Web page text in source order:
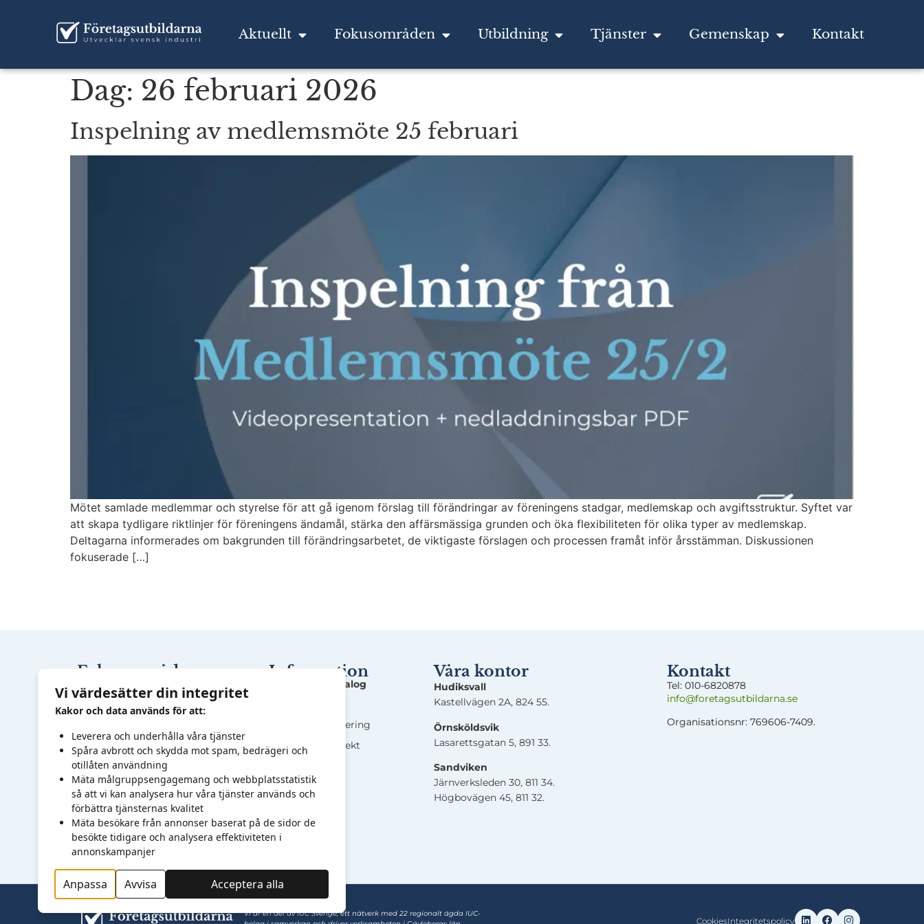
Aktuellt Fokusområden Utbildning Tjänster Gemenskap Kontakt
Dag: 26 februari 2026
Inspelning av medlemsmöte 25 februari
Mötet samlade medlemmar och styrelse för att gå igenom förslag till förändringar av föreningens stadgar, medlemskap och avgiftsstruktur. Syftet var
att skapa tydligare riktlinjer för föreningens ändamål, stärka den affärsmässiga grunden och öka flexibiliteten för olika typer av medlemskap.
Deltagarna informerades om bakgrunden till förändringsarbetet, de viktigaste förslagen och processen framåt inför årsstämman. Diskussionen
fokuserade […]
Fokusområden
Arbetsmiljö
Digitalisering
Ekonomi, IT & Administration
Hållbarhet
Marknad & Försäljning
Produkt- &
Produktionsutveckling
Säkerhet
Information
Utbildningskatalog
Kompetensplanering
Utvecklingsprojekt
Nätverk
Kontakt
Våra kontor
Hudiksvall
Kastellvägen 2A, 824 55.
Örnsköldsvik
Lasarettsgatan 5, 891 33.
Sandviken
Järnverksleden 30, 811 34.
Högbovägen 45, 811 32.
Kontakt
Tel: 010-6820878
info@foretagsutbildarna.se
Organisationsnr: 769606-7409.
Vi är en del av IUC Sverige, ett nätverk med 22 regionalt ägda IUC-
Integritetspolicy
Cookies
Vi värdesätter din integritet
Kakor och data används för att:
Leverera och underhålla våra tjänster
Spåra avbrott och skydda mot spam, bedrägeri och
otillåten användning
Mäta målgruppsengagemang och webbplatsstatistik
så att vi kan analysera hur våra tjänster används och
förbättra tjänsternas kvalitet
Mäta besökare från annonser baserat på de sidor de
besökte tidigare och analysera effektiviteten i
annonskampanjer
Anpassa Avvisa Acceptera alla